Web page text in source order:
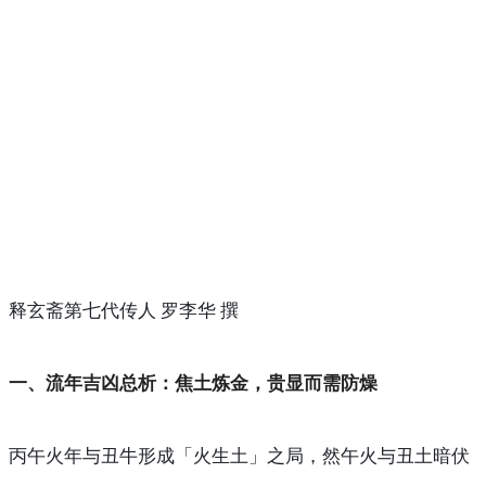
释玄斋第七代传人 罗李华 撰
一、流年吉凶总析：焦土炼金，贵显而需防燥
丙午火年与丑牛形成「火生土」之局，然午火与丑土暗伏